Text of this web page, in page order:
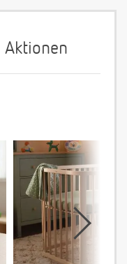
Aktionen